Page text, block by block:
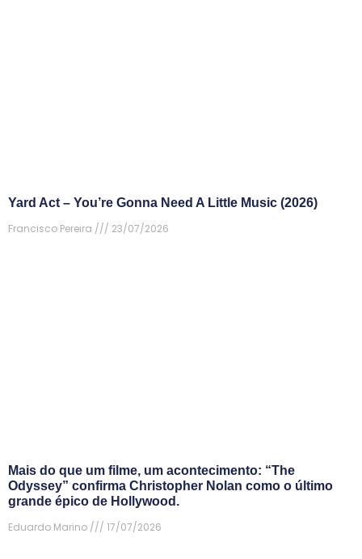
Yard Act – You’re Gonna Need A Little Music (2026)
Francisco Pereira
23/07/2026
Mais do que um filme, um acontecimento: “The
Odyssey” confirma Christopher Nolan como o último
grande épico de Hollywood.
Eduardo Marino
17/07/2026